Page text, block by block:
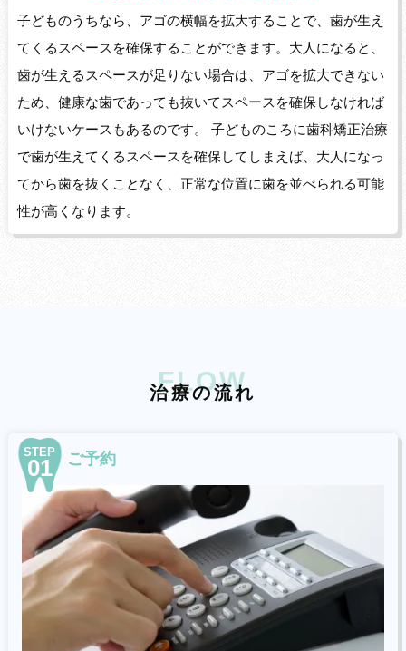
子どものうちなら、アゴの横幅を拡大することで、歯が生え
てくるスペースを確保することができます。大人になると、
歯が生えるスペースが足りない場合は、アゴを拡大できない
ため、健康な歯であっても抜いてスペースを確保しなければ
いけないケースもあるのです。 子どものころに歯科矯正治療
で歯が生えてくるスペースを確保してしまえば、大人になっ
てから歯を抜くことなく、正常な位置に歯を並べられる可能
性が高くなります。
FLOW
治療の流れ
STEP
01 ご予約